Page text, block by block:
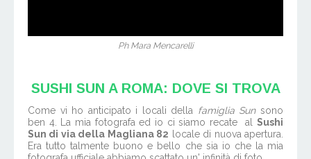
Ph Mara Mencarelli
SUSHI SUN A ROMA: DOVE SI TROVA
Come vi ho anticipato i locali della famiglia Sunsono
ben 4. La mia fotografa ed io ci siamo recate al Sushi
Sun di via della Magliana 82 locale di nuova apertura.
Era tutto talmente buono e bello che sia io che la mia